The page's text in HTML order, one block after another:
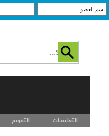
التعليمـــات التقويم